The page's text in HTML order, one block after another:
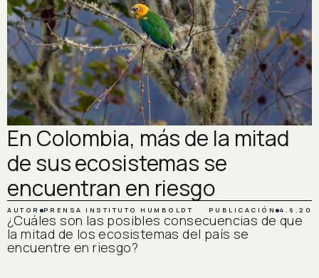
En Colombia, más de la mitad
de sus ecosistemas se
encuentran en riesgo
AUTOR PRENSA INSTITUTO HUMBOLDT PUBLICACIÓN 4.6.20
¿Cuáles son las posibles consecuencias de que
la mitad de los ecosistemas del país se
encuentre en riesgo?